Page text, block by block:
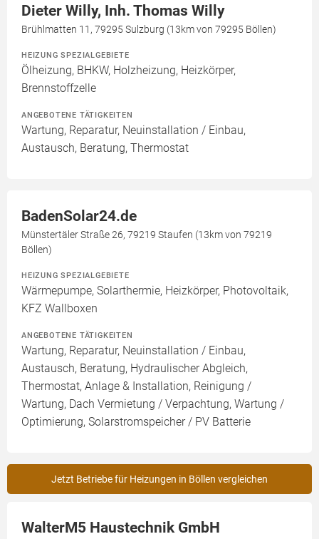
Dieter Willy, Inh. Thomas Willy
Brühlmatten 11, 79295 Sulzburg (13km von 79295 Böllen)
HEIZUNG SPEZIALGEBIETE
Ölheizung, BHKW, Holzheizung, Heizkörper,
Brennstoffzelle
ANGEBOTENE TÄTIGKEITEN
Wartung, Reparatur, Neuinstallation / Einbau,
Austausch, Beratung, Thermostat
BadenSolar24.de
Münstertäler Straße 26, 79219 Staufen (13km von 79219
Böllen)
HEIZUNG SPEZIALGEBIETE
Wärmepumpe, Solarthermie, Heizkörper, Photovoltaik,
KFZ Wallboxen
ANGEBOTENE TÄTIGKEITEN
Wartung, Reparatur, Neuinstallation / Einbau,
Austausch, Beratung, Hydraulischer Abgleich,
Thermostat, Anlage & Installation, Reinigung /
Wartung, Dach Vermietung / Verpachtung, Wartung /
Optimierung, Solarstromspeicher / PV Batterie
Jetzt Betriebe für Heizungen in Böllen vergleichen
WalterM5 Haustechnik GmbH